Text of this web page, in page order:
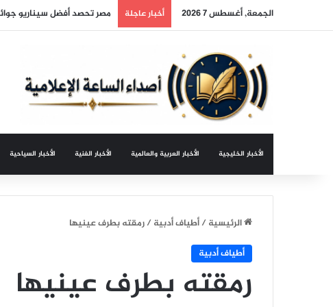
الجمعة, أغسطس 7 2026 أخبار عاجلة مصر تحصد أفضل سيناريو
الأخبار الخليجية الأخبار العربية والعالمية الأخبار الفنية الأخبار السياحية
الرئيسية/أطياف أدبية/رمقته بطرف عينيها
أطياف أدبية
رمقته بطرف عينيها